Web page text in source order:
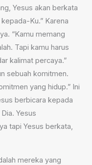
Yesus akan berkata
Ku.” Karena
“Kamu memang
Tapi kamu harus
kalimat percaya.”
sebuah komitmen.
yang hidup.” Ini
berbicara kepada
Yesus
tapi Yesus berkata,
mereka yang